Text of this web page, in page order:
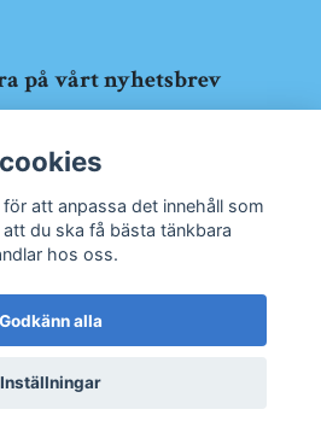
på vårt nyhetsbrev
Båtskroten Ringön
att anpassa det innehåll som
du ska få bästa tänkbara
hos oss.
Godkänn alla
Inställningar